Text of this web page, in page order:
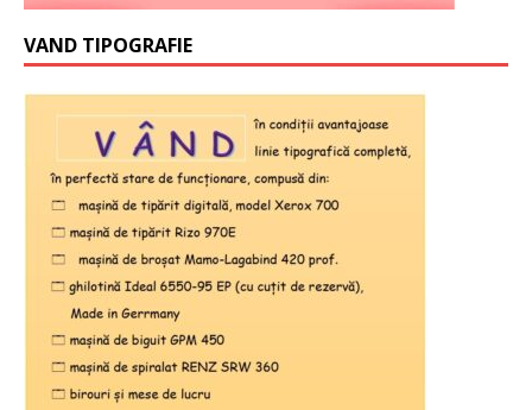
VAND TIPOGRAFIE